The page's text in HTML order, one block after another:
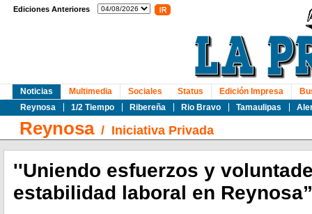
Ediciones Anteriores
Noticias
Reynosa
1/2 Tiempo Ribereña Rio Bravo Tamaulipas
Multimedia Sociales Status Edición Impresa
Reynosa/ Iniciativa Privada
''Uniendo esfuerzos y
estabilidad laboral en